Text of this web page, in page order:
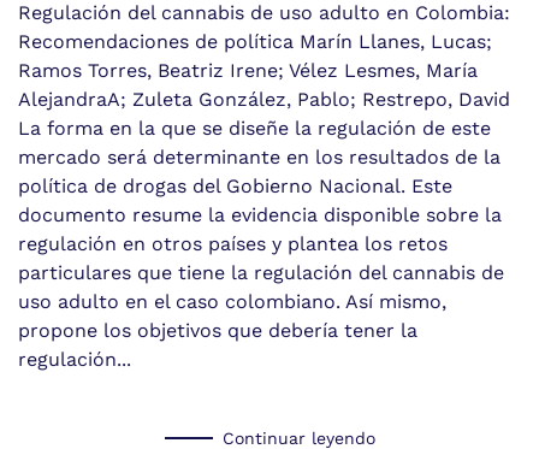
Regulación del cannabis de uso adulto en Colombia:
Recomendaciones de política Marín Llanes, Lucas;
Ramos Torres, Beatriz Irene; Vélez Lesmes, María
AlejandraA; Zuleta González, Pablo; Restrepo, David
La forma en la que se diseñe la regulación de este
mercado será determinante en los resultados de la
política de drogas del Gobierno Nacional. Este
documento resume la evidencia disponible sobre la
regulación en otros países y plantea los retos
particulares que tiene la regulación del cannabis de
uso adulto en el caso colombiano. Así mismo,
propone los objetivos que debería tener la
regulación...
Continuar leyendo